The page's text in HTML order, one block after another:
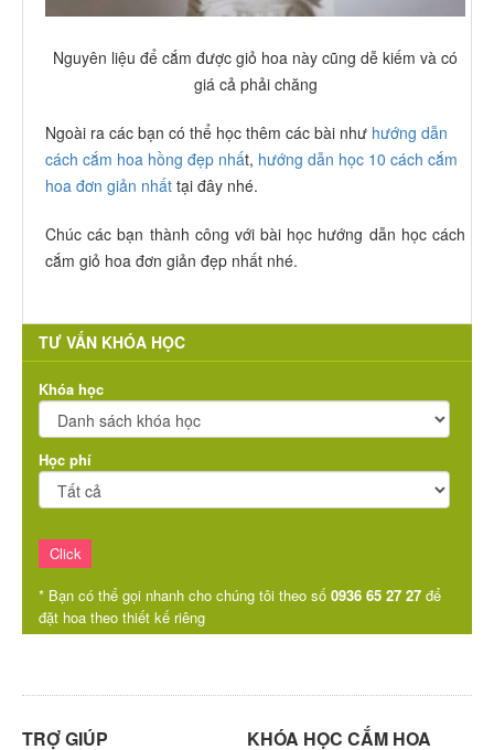
Nguyên liệu để cắm được giỏ hoa này cũng dễ kiếm và có
giá cả phải chăng
Ngoài ra các bạn có thể học thêm các bài như hướng dẫn
cách cắm hoa hồng đẹp nhất, hướng dẫn học 10 cách cắm
hoa đơn giản nhất tại đây nhé.
Chúc các bạn thành công với bài học hướng dẫn học cách
cắm giỏ hoa đơn giản đẹp nhất nhé.
TƯ VẤN KHÓA HỌC
Khóa học
Học phí
* Bạn có thể gọi nhanh cho chúng tôi theo số 0936 65 27 27 để
đặt hoa theo thiết kế riêng
TRỢ GIÚP KHÓA HỌC CẮM HOA